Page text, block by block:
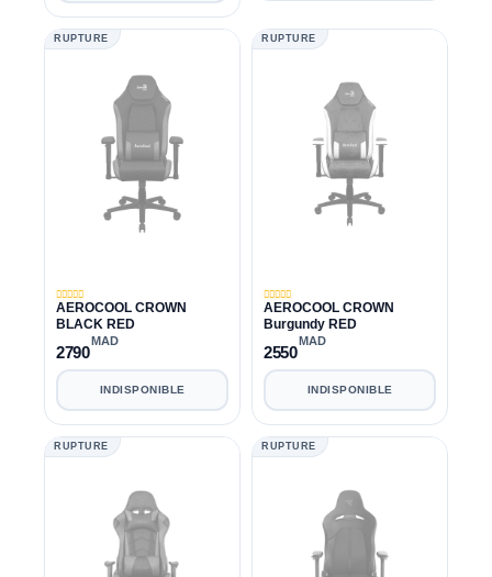
RUPTURE
AEROCOOL CROWN
BLACK RED
2790
MAD
INDISPONIBLE
RUPTURE
AEROCOOL CROWN
Burgundy RED
2550
MAD
INDISPONIBLE
RUPTURE RUPTURE